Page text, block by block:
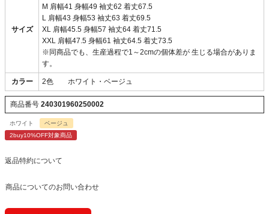
サイズ
M 肩幅41 身幅49 袖丈62 着丈67.5
L 肩幅43 身幅53 袖丈63 着丈69.5
XL 肩幅45.5 身幅57 袖丈64 着丈71.5
XXL 肩幅47.5 身幅61 袖丈64.5 着丈73.5
※同商品でも、生産過程で1～2cmの個体差が 生じる場合がありま
す。
カラー 2色 ホワイト・ベージュ
商品番号 240301960250002
ホワイト
ベージュ
2buy10%OFF対象商品
返品特約について
商品についてのお問い合わせ